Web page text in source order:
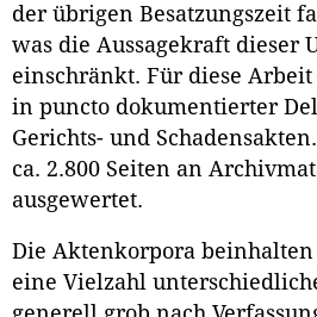
der übrigen Besatzungszeit
was die Aussagekraft dieser
einschränkt. Für diese
in puncto dokumentierter
Gerichts- und
ca. 2.800 Seiten an
ausgewertet.
Die Aktenkorpora
eine Vielzahl